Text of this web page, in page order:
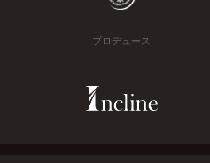
プロデュース